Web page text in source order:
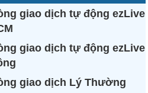
giao dịch tự động ezLive
giao dịch tự động ezLive
giao dịch Lý Thường